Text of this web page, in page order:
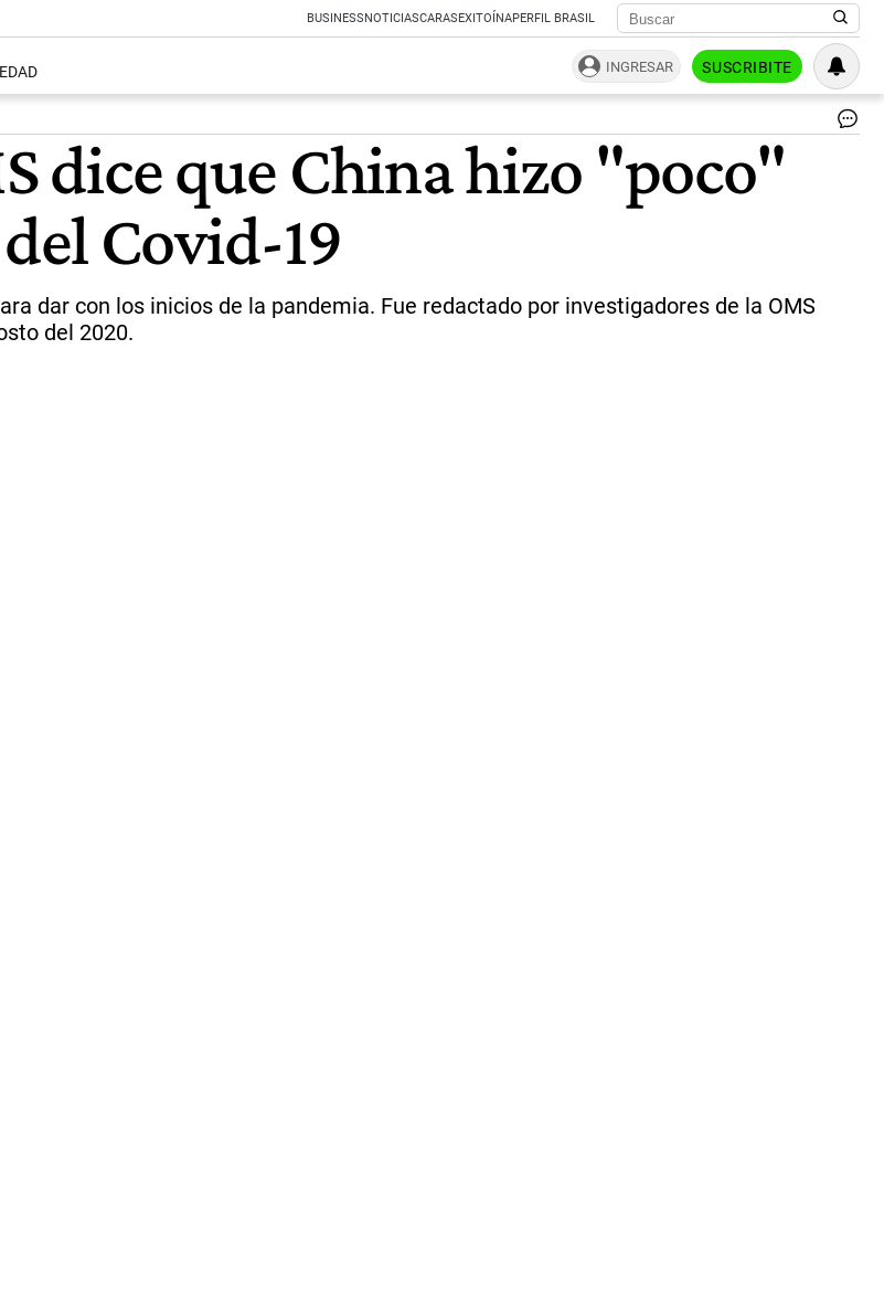
BUSINESSNOTICIASCARASEXITOÍNAPERFIL BRASIL
INGRESAR SUSCRIBITE
dice que China hizo "poco"
Covid-19
dar con los inicios de la pandemia. Fue redactado por investigadores de la OMS
del 2020.